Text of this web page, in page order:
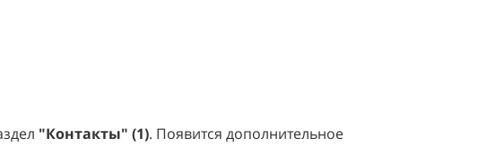
"Контакты" (1). Появится дополнительное